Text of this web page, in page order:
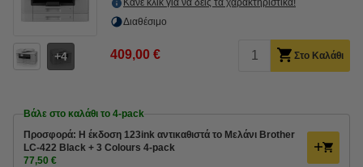
4
Κάνε κλικ για να δεις τα χαρακτηριστικά!
Διαθέσιμο
409,00 € Στο Καλάθι
Βάλε στο καλάθι το 4-pack
Προσφορά: Η έκδοση 123ink αντικαθιστά τo Μελάνι Brother
LC-422 Black + 3 Colours 4-pack
77,50 €